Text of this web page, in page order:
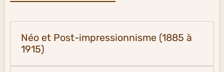
Néo et Post-impressionnisme (1885 à
1915)